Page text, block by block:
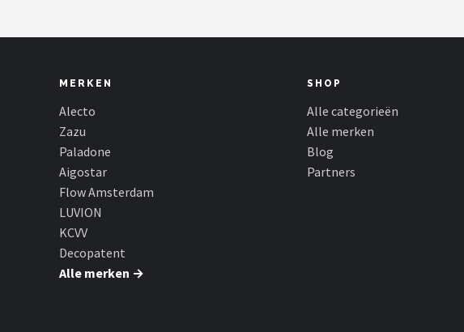
MERKEN
Alecto
Zazu
Paladone
Aigostar
Flow Amsterdam
LUVION
KCVV
Decopatent
Alle merken →
SHOP
Alle categorieën
Alle merken
Blog
Partners